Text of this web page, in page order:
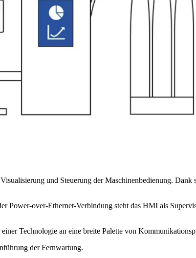
und Steuerung der Maschinenbedienung. Dank
Power-over-Ethernet-Verbindung steht das HMI als
Technologie an eine breite Palette von
der Fernwartung.